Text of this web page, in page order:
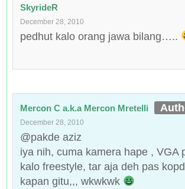
SkyrideR
December 28, 2010
pedhut kalo orang jawa bilang…..
Mercon C a.k.a Mercon Mretelli
December 28, 2010
@pakde aziz
iya nih, cuma kamera hape , VGA
kalo freestyle, tar aja deh pas
kapan gitu,,, wkwkwk